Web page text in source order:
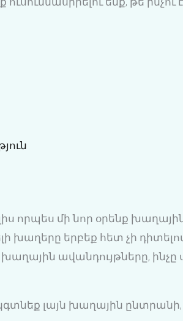
որպես մի նոր օրենք
խաղերը երբեք հետ չի
ավանդույթները, ինչը
լայն խաղային ընտրանի,